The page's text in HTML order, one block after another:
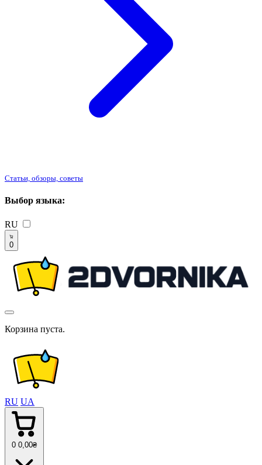
Статьи, обзоры, советы
Выбор языка:
RU
0
Корзина пуста.
RU UA
0 0 ,00₴